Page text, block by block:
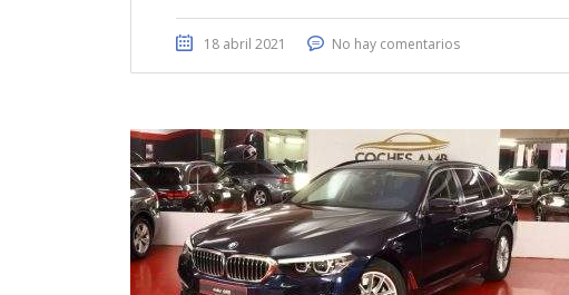
18 abril 2021 No hay comentarios